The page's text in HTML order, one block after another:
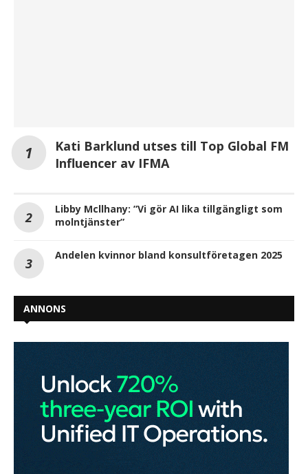
Kati Barklund utses till Top Global FM
Influencer av IFMA
Libby Mcllhany: ”Vi gör AI lika tillgängligt som
molntjänster”
Andelen kvinnor bland konsultföretagen 2025
ANNONS